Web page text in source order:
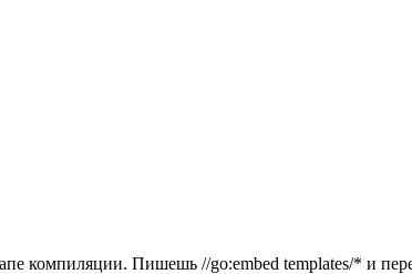
компиляции. Пишешь //go:embed templates/* и